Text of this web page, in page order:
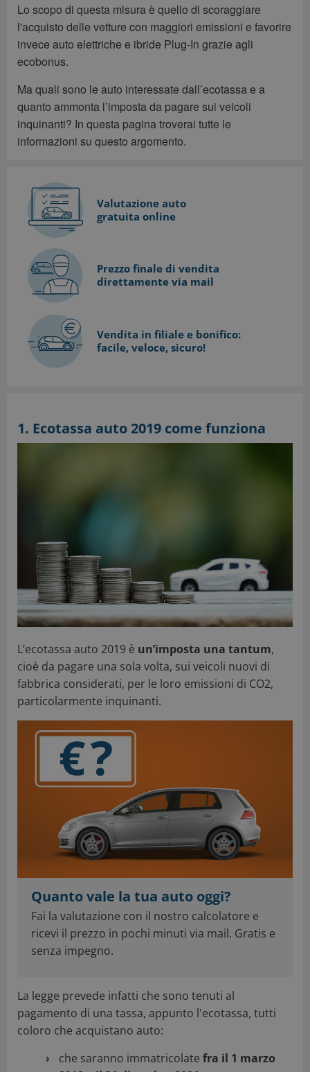
Lo scopo di questa misura è quello di scoraggiare
l'acquisto delle vetture con maggiori emissioni e favorire
invece auto elettriche e ibride Plug-In grazie agli
ecobonus.
Ma quali sono le auto interessate dall’ecotassa e a
quanto ammonta l’imposta da pagare sui veicoli
inquinanti? In questa pagina troverai tutte le
informazioni su questo argomento.
Valutazione auto
gratuita online
Prezzo finale di vendita
direttamente via mail
Vendita in filiale e bonifico:
facile, veloce, sicuro!
1. Ecotassa auto 2019 come funziona
L’ecotassa auto 2019 è un’imposta una tantum,
cioè da pagare una sola volta, sui veicoli nuovi di
fabbrica considerati, per le loro emissioni di CO2,
particolarmente inquinanti.
Quanto vale la tua auto oggi?
Fai la valutazione con il nostro calcolatore e
ricevi il prezzo in pochi minuti via mail. Gratis e
senza impegno.
La legge prevede infatti che sono tenuti al
pagamento di una tassa, appunto l'ecotassa, tutti
coloro che acquistano auto:
che saranno immatricolate fra il 1 marzo